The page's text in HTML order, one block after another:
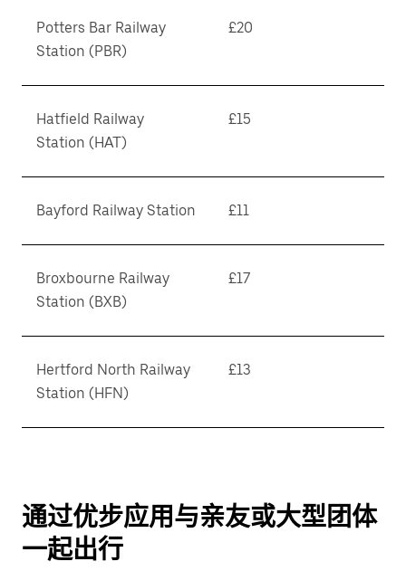
Potters Bar Railway
Station (PBR)
£20
Hatfield Railway
Station (HAT)
£15
Bayford Railway Station £11
Broxbourne Railway
Station (BXB)
£17
Hertford North Railway
Station (HFN)
£13
通过优步应用与亲友或大型团体
一起出行